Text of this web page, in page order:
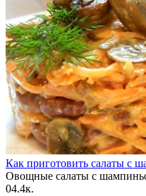
Как приготовить салаты с
Овощные салаты с
04.4к.